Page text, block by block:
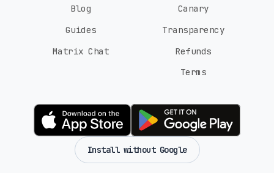
Blog
Guides
Matrix Chat
Canary
Transparency
Refunds
Terms
Install without Google